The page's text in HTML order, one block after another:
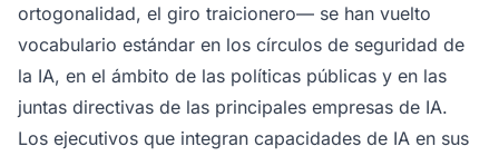
ortogonalidad, el giro traicionero— se han vuelto
vocabulario estándar en los círculos de seguridad de
la IA, en el ámbito de las políticas públicas y en las
juntas directivas de las principales empresas de IA.
Los ejecutivos que integran capacidades de IA en sus